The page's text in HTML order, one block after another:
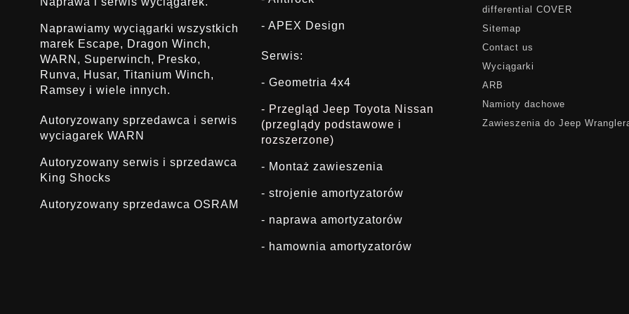
Naprawiamy wyciągarki wszystkich
marek Escape, Dragon Winch,
WARN, Superwinch, Presko,
Runva, Husar, Titanium Winch,
Ramsey i wiele innych.
Autoryzowany sprzedawca i serwis
wyciagarek WARN
Autoryzowany serwis i sprzedawca
King Shocks
Autoryzowany sprzedawca OSRAM
- APEX Design
Serwis:
- Geometria 4x4
- Przegląd Jeep Toyota Nissan
(przeglądy podstawowe i
rozszerzone)
- Montaż zawieszenia
- strojenie amortyzatorów
- naprawa amortyzatorów
- hamownia amortyzatorów
differential COVER
Sitemap
Contact us
Wyciągarki
ARB
Namioty dachowe
Zawieszenia do Jeep